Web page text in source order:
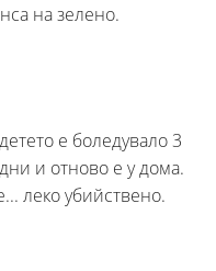
на зелено.
е боледувало 3
и отново е у дома.
леко убийствено.